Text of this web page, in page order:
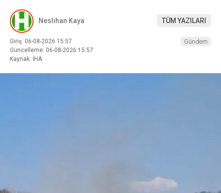
Neslihan Kaya TÜM YAZILARI
Giriş: 06-08-2026 15:57
Güncelleme: 06-08-2026 15:57
Kaynak: İHA
Gündem